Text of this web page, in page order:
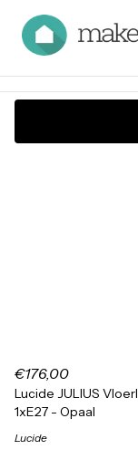
€176,00
Lucide JULIUS
1xE27 - Opaal
Lucide